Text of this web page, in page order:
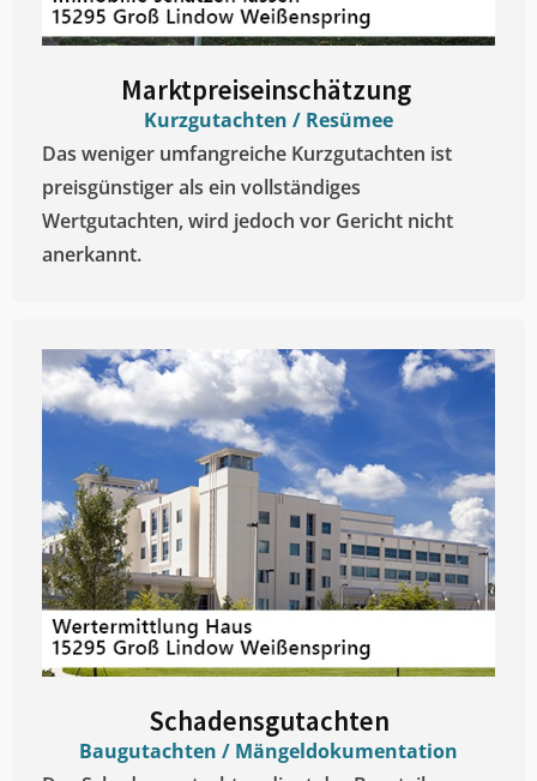
Marktpreiseinschätzung ​
Kurzgutachten / Resümee
Das weniger umfangreiche Kurzgutachten ist
preisgünstiger als ein vollständiges
Wertgutachten, wird jedoch vor Gericht nicht
anerkannt.
Schadensgutachten
Baugutachten / Mängeldokumentation